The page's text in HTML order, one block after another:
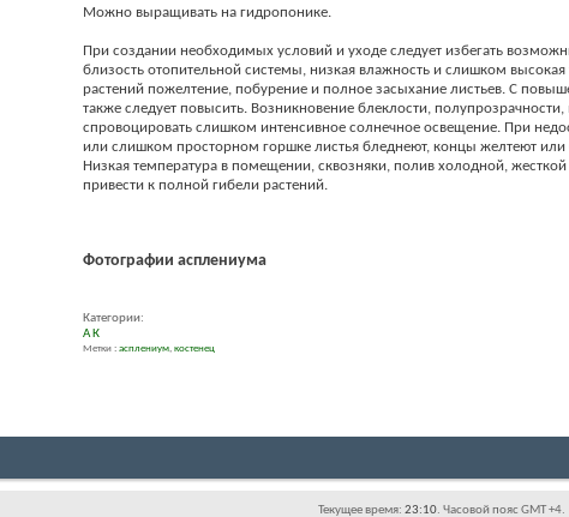
Можно выращивать на гидропонике.
При создании необходимых условий и уходе следует избегать
близость отопительной системы, низкая влажность и слишком
растений пожелтение, побурение и полное засыхание листьев. С
также следует повысить. Возникновение блеклости,
спровоцировать слишком интенсивное солнечное освещение. При
или слишком просторном горшке листья бледнеют, концы желтеют или
Низкая температура в помещении, сквозняки, полив холодной,
привести к полной гибели растений.
Фотографии асплениума
Категории:
А К
Метки : асплениум, костенец
Текущее время: 23:10. Часовой пояс GMT +4.